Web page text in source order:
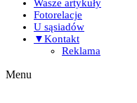
Wasze artykuły
Fotorelacje
U sąsiadów
▼Kontakt
Reklama
Menu